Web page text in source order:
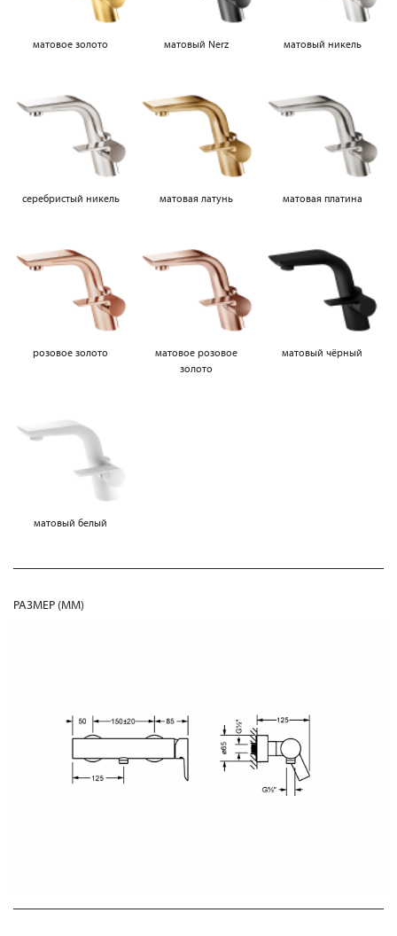
матовое золото матовый Nerz матовый никель
серебристый никель матовая латунь матовая платина
розовое золото
матовое розовое
золото
матовый чёрный
матовый белый
РАЗМЕР (MM)